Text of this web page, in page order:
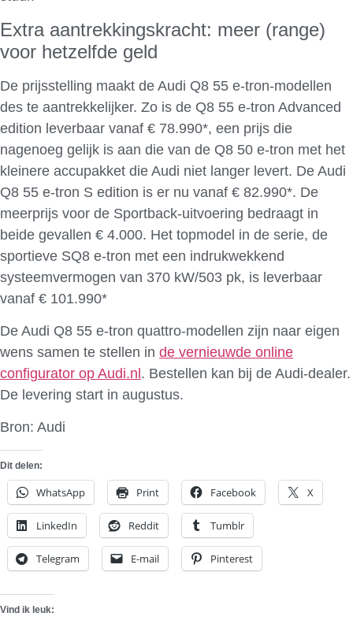
Extra aantrekkingskracht: meer (range)
voor hetzelfde geld
De prijsstelling maakt de Audi Q8 55 e-tron-modellen
des te aantrekkelijker. Zo is de Q8 55 e-tron Advanced
edition leverbaar vanaf € 78.990*, een prijs die
nagenoeg gelijk is aan die van de Q8 50 e-tron met het
kleinere accupakket die Audi niet langer levert. De Audi
Q8 55 e-tron S edition is er nu vanaf € 82.990*. De
meerprijs voor de Sportback-uitvoering bedraagt in
beide gevallen € 4.000. Het topmodel in de serie, de
sportieve SQ8 e-tron met een indrukwekkend
systeemvermogen van 370 kW/503 pk, is leverbaar
vanaf € 101.990*
De Audi Q8 55 e-tron quattro-modellen zijn naar eigen
wens samen te stellen in de vernieuwde online
configurator op Audi.nl . Bestellen kan bij de Audi-dealer.
De levering start in augustus.
Bron: Audi
Dit delen:
WhatsApp Print Facebook X
LinkedIn Reddit Tumblr
Telegram E-mail Pinterest
Vind ik leuk: